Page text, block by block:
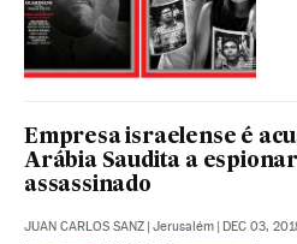
Empresa israelense é
Arábia Saudita a
assassinado
JUAN CARLOS SANZ | Jerusalém | DEC 03,